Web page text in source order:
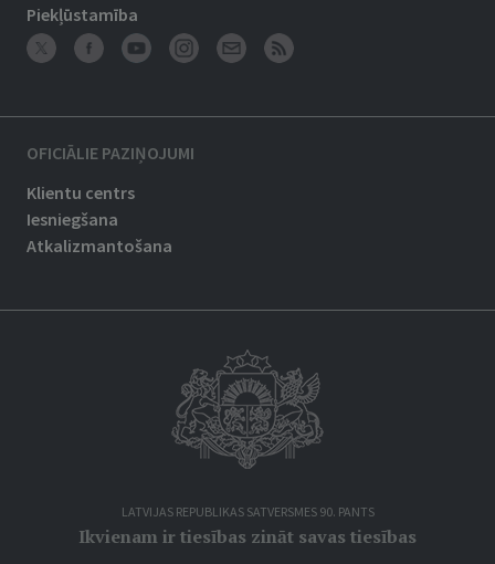
Piekļūstamība
OFICIĀLIE PAZIŅOJUMI
Klientu centrs
Iesniegšana
Atkalizmantošana
LATVIJAS REPUBLIKAS SATVERSMES 90. PANTS
Ikvienam ir tiesības zināt savas tiesības